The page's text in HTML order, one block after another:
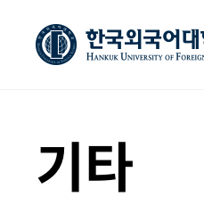
기타